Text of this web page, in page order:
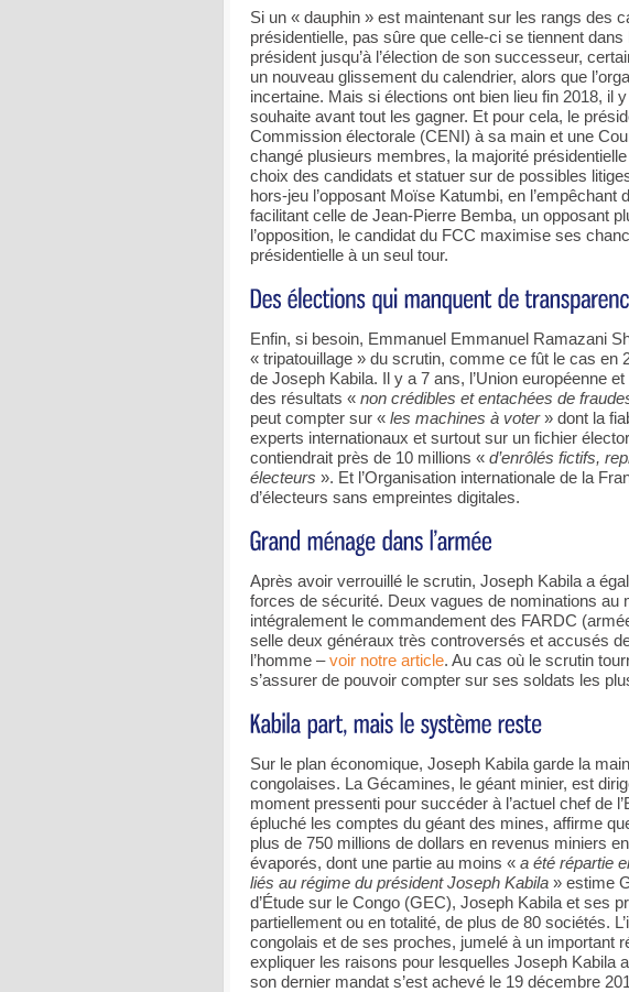
Si un « dauphin » est maintenant sur les rangs des
présidentielle, pas sûre que celle-ci se tiennent
président jusqu’à l’élection de son successeur,
un nouveau glissement du calendrier, alors que
incertaine. Mais si élections ont bien lieu fin 2018, il
souhaite avant tout les gagner. Et pour cela, le
Commission électorale (CENI) à sa main et une
changé plusieurs membres, la majorité
choix des candidats et statuer sur de possibles
hors-jeu l’opposant Moïse Katumbi, en
facilitant celle de Jean-Pierre Bemba, un opposant
l’opposition, le candidat du FCC maximise ses
présidentielle à un seul tour.
Enfin, si besoin, Emmanuel Emmanuel Ramazani
« tripatouillage » du scrutin, comme ce fût le cas en
de Joseph Kabila. Il y a 7 ans, l’Union européenne
des résultats « non crédibles et entachées de
peut compter sur « les machines à voter» dont la
experts internationaux et surtout sur un fichier
contiendrait près de 10 millions « d’enrôlés fictifs,
électeurs ». Et l’Organisation internationale de la
d’électeurs sans empreintes digitales.
Après avoir verrouillé le scrutin, Joseph Kabila a
forces de sécurité. Deux vagues de nominations au
intégralement le commandement des FARDC
selle deux généraux très controversés et accusés
l’homme –voir notre article. Au cas où le scrutin
s’assurer de pouvoir compter sur ses soldats les
Sur le plan économique, Joseph Kabila garde la
congolaises. La Gécamines, le géant minier, est
moment pressenti pour succéder à l’actuel chef de
épluché les comptes du géant des mines, affirme
plus de 750 millions de dollars en revenus miniers
évaporés, dont une partie au moins « a été répartie
liés au régime du président Joseph Kabila » estime
d’Étude sur le Congo (GEC), Joseph Kabila et ses
partiellement ou en totalité, de plus de 80 sociétés.
congolais et de ses proches, jumelé à un important
expliquer les raisons pour lesquelles Joseph Kabila
son dernier mandat s’est achevé le 19 décembre